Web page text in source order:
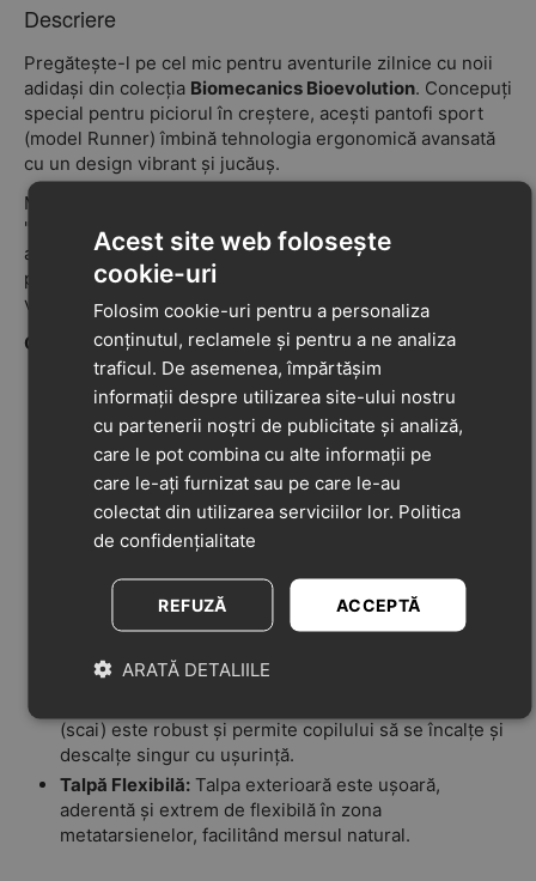
Descriere
Pregătește-l pe cel mic pentru aventurile zilnice cu noii
adidași din colecția Biomecanics Bioevolution. Concepuți
special pentru piciorul în creștere, acești pantofi sport
(model Runner) îmbină tehnologia ergonomică avansată
cu un design vibrant și jucăuș.
Modelul iese în evidență prin imprimeul dinamic, tip
"splash", care combină nuanțe de albastru electric, alb și
accente energice de portocaliu neon. Sunt perfecți
pentru joacă, parc sau grădiniță, oferind un look cool și
vizibilitate.
Caracteristici Cheie:
Design Ergonomic:
Respectă evoluția piciorului
copilului, oferind spațiu suficient pentru degete și
instep (rist) reglabil.
Stabilitate: Echipat cu stabilizatori laterali moi (fără
contrafort rigid) care controlează mișcarea gleznei
fără a o limita, prevenind accidentările.
Materiale Premium:Exterior din material textil
sezonul cald sau activități intense.
Branț Antibacterian:Branț detașabil, tratat împotriva
mediu igienic.
(scai) este robust și permite copilului să se încalțe și
descalțe singur cu ușurință.
Talpă Flexibilă: Talpa exterioară este ușoară,
aderentă și extrem de flexibilă în zona
metatarsienelor, facilitând mersul natural.
Acest site web folosește
cookie-uri
Folosim cookie-uri pentru a personaliza
conținutul, reclamele și pentru a ne analiza
traficul. De asemenea, împărtășim
informații despre utilizarea site-ului nostru
cu partenerii noștri de publicitate și analiză,
care le pot combina cu alte informații pe
care le-ați furnizat sau pe care le-au
colectat din utilizarea serviciilor lor. Politica
de confidențialitate
ACCEPTĂ
REFUZĂ
ARATĂ DETALIILE